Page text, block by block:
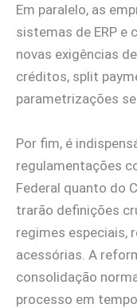
Em paralelo, as
sistemas de ERP e
novas exigências
créditos, split
parametrizações
Por fim, é
regulamentações
Federal quanto do
trarão definições
regimes especiais,
acessórias. A
consolidação
processo em